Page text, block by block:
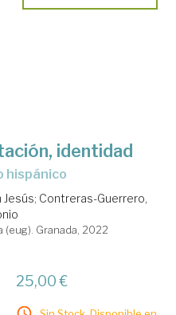
identidad
hispánico
Jesús; Contreras-Guerrero,
(eug). Granada, 2022
25,00 €